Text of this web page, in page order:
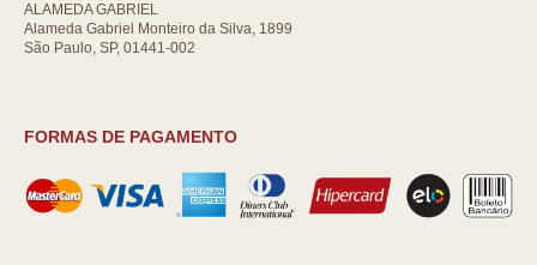
ALAMEDA GABRIEL
Alameda Gabriel Monteiro da Silva, 1899
São Paulo, SP, 01441-002
FORMAS DE PAGAMENTO